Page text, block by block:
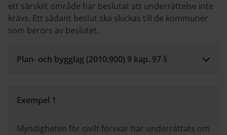
ett särskilt område har beslutat att underrättelse inte
krävs. Ett sådant beslut ska skickas till de kommuner
som berörs av beslutet.
Plan- och bygglag (2010:900) 9 kap. 97 §
Exempel 1
Myndigheten för civilt försvar har underrättats om